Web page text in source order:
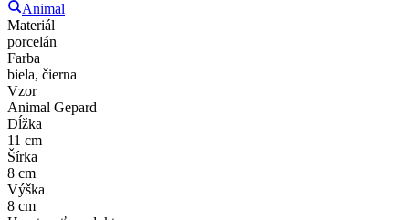
Animal
Materiál
porcelán
Farba
biela, čierna
Vzor
Animal Gepard
Dĺžka
11 cm
Šírka
8 cm
Výška
8 cm